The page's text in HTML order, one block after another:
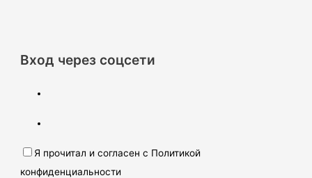
Вход через соцсети
Я прочитал и согласен с Политикой
конфиденциальности